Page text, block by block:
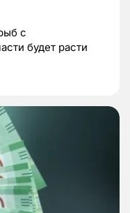
с
будет расти